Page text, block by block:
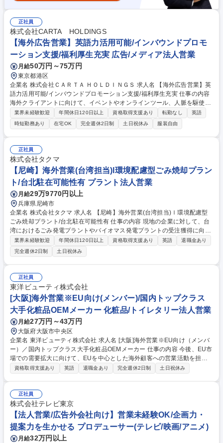
正社員
株式会社CARTA HOLDINGS
【海外広告営業】英語力活用可能/インバウンドプロモ
ーション支援/福利厚生充実 広告/メディア法人営業
月給50万円～75万円
東京都港区
企業名 株式会社ＣＡＲＴＡ ＨＯＬＤＩＮＧＳ 求人名 【海外広告営業】英
語力活用可能/インバウンドプロモーション支援/福利厚生充実 仕事の内容
海外クライアントに向けて、イベントやオンラインツール、人脈を駆使し
た新規開拓や既存顧客への提案、クライアントニーズに沿った総合的な広
告戦略の立案と社内外のディレクションを担っていただきます。 【クライ
アントとの関係構築】イベントやオンラインツール、人脈を駆使した新規
開拓や既存顧客への提案、クライアントニーズに沿った総合的な広告戦略
の立案と社内外のディレクション【提案商材】・アドネットワーク・DS
P・アフィリエイト・動画広告・TVCM・オフライン広告等※施策実施時
のメディア側とのコミュニケーションや施策の効果検証、レポーティング
まで一貫して行います。 募集職種 【海外広告営業】英語力活用可能/イン
バウンドプロモーション支援/福利厚生充実
業界未経験歓迎 年間休日120日以上 資格取得支援あり 転勤なし
英語
時短勤務あり
在宅OK 完全週休2日制 土日祝休み 服装自由
正社員
株式会社タクマ
【尼崎】海外営業(台湾担当)l環境配慮型ごみ焼却プラン
ト/台北駐在可能性有 プラント法人営業
月給29万9770円以上
兵庫県尼崎市
企業名 株式会社タクマ 求人名 【尼崎】海外営業(台湾担当)ｌ環境配慮型
ごみ焼却プラント/台北駐在可能性有 仕事の内容 現地の企業に対して、台
湾におけるごみ発電プラントやバイオマス発電プラントの受注獲得に向け
て新規営業をお任せいたします。 なお、将来的には台湾駐在の可能性があ
ります。 我が社の台湾での事業活動の歴史は長く、1992年～2001年にか
けては4件のごみ発電施設を納入しています。 現在、台湾では稼働後20年
を超えるごみ施設が増加しており、老朽化に伴う施設更新や大規模修繕の
ニーズが高まっていることから、我が社でも2020年に台北支店の営業を
再開し、台湾での営業体制を強化しています。 募集職種 【尼崎】海外営
業(台湾担当)ｌ環境配慮型ごみ焼却プラント/台北駐在可能性有
業界未経験歓迎 年間休日120日以上 資格取得支援あり 英語
退職金あり
完全週休2日制
土日祝休み
正社員
東洋ビューティ株式会社
[大阪]海外営業※EU向け(メンバー)/国内トップクラス
大手化粧品OEMメーカー 化粧品/トイレタリー法人営業
月給27万円～43万円
大阪府大阪市中央区
企業名 東洋ビューティ株式会社 求人名 [大阪]海外営業※EU向け（メンバ
ー）／国内トップクラス大手化粧品OEMメーカー 仕事の内容 今後、EU市
場での需要拡大に向けて、EUを中心とした海外顧客への営業活動を担当
いただきます。※EU諸国では、「J-Beauty」がトレンドとなっており、
新製品の提案、見積作成・製品・商品の輸出入業務・取引先の信用調査、
契約条件の策定・組織構築・メンバーマネジメント※世界大手ブランドと
の商談や企画提案～商品化に携わることができます。顧客とは、オンライ
ンでの商談・打ち合わせがメインで、海外出張は1年に1～2回程度です
が、今後、増える可能性があります。 募集職種 [大阪]海外営業※EU向け
（メンバー）／国内トップクラス大手化粧品OEMメーカー
資格取得支援あり 英語 退職金あり 完全週休2日制 土日祝休み
正社員
株式会社テレビ東京
【法人営業/広告外会社向け】営業未経験OK/企画力・
提案力を生かせる プロデューサー(テレビ/映画/アニメ)
月給32万円以上